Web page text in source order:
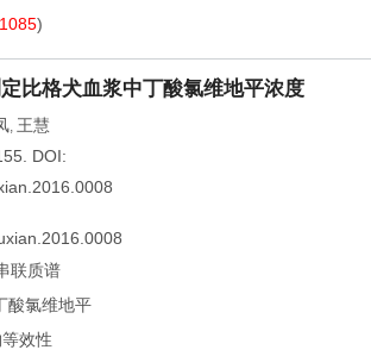
1085)
比格犬血浆中丁酸氯维地平浓度
, 王慧
DOI:
联质谱
酸氯维地平
效性